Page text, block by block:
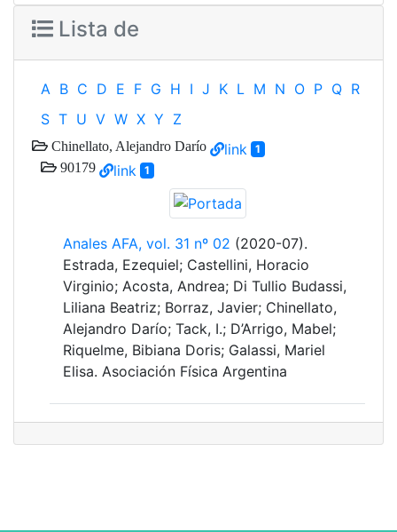
Lista de
A B C D E F G H I J K L M N O P Q R
S T U V W X Y Z
Chinellato, Alejandro Darío link 1
90179 link 1
Anales AFA, vol. 31 nº 02 (2020-07).
Estrada, Ezequiel; Castellini, Horacio
Virginio; Acosta, Andrea; Di Tullio Budassi,
Liliana Beatriz; Borraz, Javier; Chinellato,
Alejandro Darío; Tack, I.; D’Arrigo, Mabel;
Riquelme, Bibiana Doris; Galassi, Mariel
Elisa. Asociación Física Argentina